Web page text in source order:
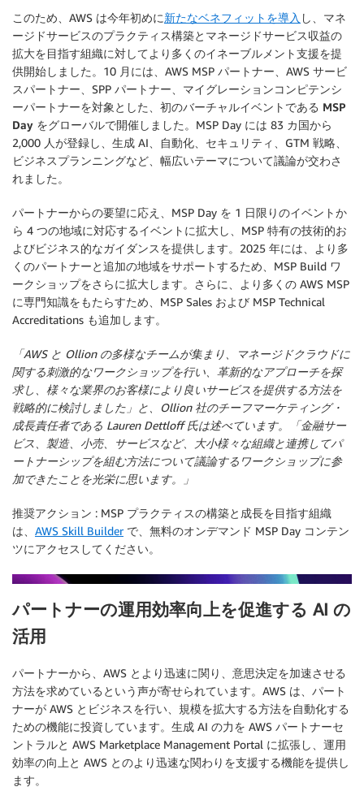
このため、AWS は今年初めに新たなベネフィットを導入 し、 マネ
ージドサービスのプラクティス構築とマネージドサービス収益の
拡大を目指す組織に対してより多くのイネーブルメント支援を提
供開始しました。10 月には、AWS MSP パートナー、AWS サービ
スパートナー、SPP パートナー、マイグレーションコンピテンシ
ーパートナーを対象とした、初のバーチャルイベントである MSP
Day をグローバルで開催しました。MSP Day には 83 カ国から
2,000 人が登録し、生成 AI、自動化、セキュリティ、GTM 戦略、
ビジネスプランニングなど、幅広いテーマについて議論が交わさ
れました。
パートナーからの要望に応え、MSP Day を 1 日限りのイベントか
ら 4 つの地域に対応するイベントに拡大し、MSP 特有の技術的お
よびビジネス的なガイダンスを提供します。2025 年には、より多
くのパートナーと追加の地域をサポートするため、MSP Build ワ
ークショップをさらに拡大します。さらに、より多くの AWS MSP
に専門知識をもたらすため、MSP Sales および MSP Technical
Accreditations も追加します。
「AWS と Ollion の多様なチームが集まり、マネージドクラウドに
関する刺激的なワークショップを行い、革新的なアプローチを探
求し、様々な業界のお客様により良いサービスを提供する方法を
戦略的に検討しました」と、Ollion 社のチーフマーケティング・
成長責任者である Lauren Dettloff 氏は述べています。「金融サー
ビス、製造、小売、サービスなど、大小様々な組織と連携してパ
ートナーシップを組む方法について議論するワークショップに参
加できたことを光栄に思います。」
推奨アクション : MSP プラクティスの構築と成長を目指す組織
は、 AWS Skill Builderで、無料のオンデマンド MSP Day コンテン
ツにアクセスしてください。
パートナーの運用効率向上を促進する AI の
活用
パートナーから、AWS とより迅速に関り、意思決定を加速させる
方法を求めているという声が寄せられています。AWS は、パート
ナーが AWS とビジネスを行い、規模を拡大する方法を自動化する
ための機能に投資しています。生成 AI の力を AWS パートナーセ
ントラルと AWS Marketplace Management Portal に拡張し、運用
効率の向上と AWS とのより迅速な関わりを支援する機能を提供し
ます。